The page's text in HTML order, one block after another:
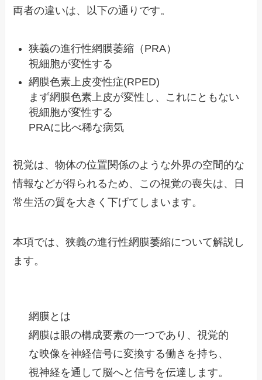
両者の違いは、以下の通りです。
狭義の進行性網膜萎縮（PRA）
視細胞が変性する
網膜色素上皮变性症(RPED)
まず網膜色素上皮が変性し、これにともない
視細胞が変性する
PRAに比べ稀な病気
視覚は、物体の位置関係のような外界の空間的な
情報などが得られるため、この視覚の喪失は、日
常生活の質を大きく下げてしまいます。
本項では、狭義の進行性網膜萎縮について解説し
ます。
網膜とは
網膜は眼の構成要素の一つであり、視覚的
な映像を神経信号に変換する働きを持ち、
視神経を通して脳へと信号を伝達します。